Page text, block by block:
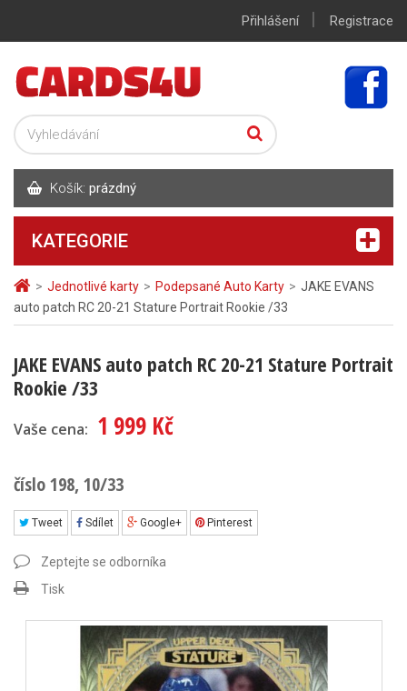
> Jednotlivé karty > Podepsané Auto Karty > JAKE EVANS
auto patch RC 20-21 Stature Portrait Rookie /33
JAKE EVANS auto patch RC 20-21 Stature Portrait
Rookie /33
Vaše cena: 1 999 Kč
číslo 198, 10/33
Tweet Sdílet Google+ Pinterest
Zeptejte se odborníka
Tisk
Přihlášení | Registrace
Košík: prázdný
KATEGORIE